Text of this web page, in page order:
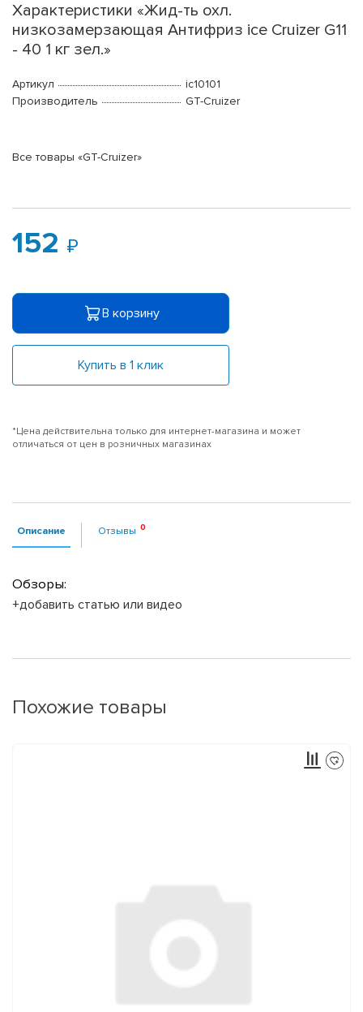
Характеристики «Жид-ть охл.
низкозамерзающая Антифриз ice Cruizer G11
- 40 1 кг зел.»
Артикул
ic10101
Производитель
GT-Cruizer
Все товары «GT-Cruizer»
152
В корзину
Купить в 1 клик
*Цена действительна только для интернет-магазина и может
отличаться от цен в розничных магазинах
Описание Отзывы
Обзоры:
+добавить статью или видео
Похожие товары